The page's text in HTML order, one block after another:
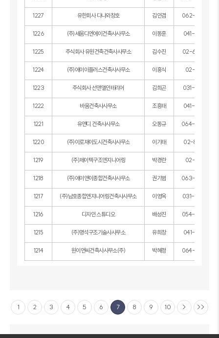
1227 유한회사 다나와창호 김인겸 062-714-
1226 (주)세움디엔에이건축사사무소 이동훈 041-558-
1225 주식회사 유원건축건축사사무소 김수진 02-6952-
1224 (주)에이이플러스건축사사무소 이홍식 02-745-6511
1223 주식회사 선앤엘인테리어 김희곤 031-488-
1222 바움건축사사무소 조흥태 041-546-
1221 유앤디 건축사사무소 오동규 064-746-
1220 (주)이로재이도시건축사사무소 이기태 02-877-2022
1219 (주)제이텍구조엔지니어링 박경란 02-404-1521
1218 (주)에이앤이종합건축사사무소 권기범 063-227-
1217 (주)남호종합엔지니어링건축사사무소 이영옥 031-898-
1216 디자인 스튜디오 배성진 054-275-
1215 (주)명석구조기술사사무소 유희창 041-551-9782
1214 원이앤씨건축사사무소(주) 박혜정 064-745-
1 2 3 4 5 6 7 8 9 10 > >>